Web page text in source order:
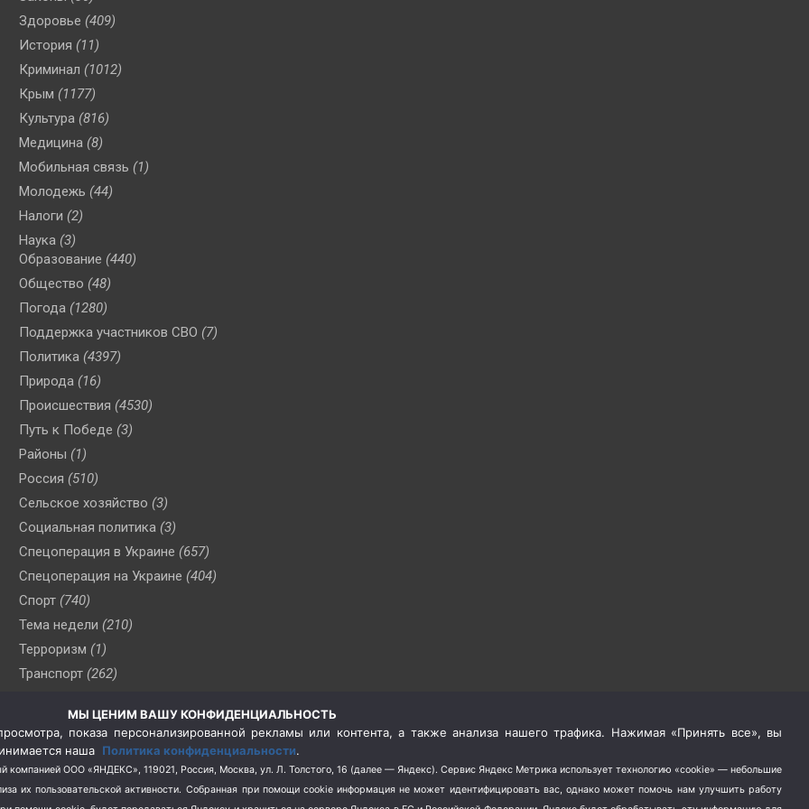
Здоровье (409)
История (11)
Криминал (1012)
Крым (1177)
Культура (816)
Медицина (8)
Мобильная связь (1)
Молодежь (44)
Налоги (2)
Наука (3)
Образование (440)
Общество (48)
Погода (1280)
Поддержка участников СВО (7)
Политика (4397)
Природа (16)
Происшествия (4530)
Путь к Победе (3)
Районы (1)
Россия (510)
Сельское хозяйство (3)
Социальная политика (3)
Спецоперация в Украине (657)
Спецоперация на Украине (404)
Спорт (740)
Тема недели (210)
Терроризм (1)
Транспорт (262)
(76)
Цены (2)
Школа и спорт (2)
Экология (8)
МЫ ЦЕНИМ ВАШУ КОНФИДЕНЦИАЛЬНОСТЬ
показа персонализированной рекламы или контента, а также анализа нашего трафика. Нажимая «Принять все», вы
наша Политика конфиденциальности.
компанией ООО «ЯНДЕКС», 119021, Россия, Москва, ул. Л. Толстого, 16 (далее — Яндекс). Сервис Яндекс Метрика использует технологию «cookie» — небольшие
их пользовательской активности. Собранная при помощи cookie информация не может идентифицировать вас, однако может помочь нам улучшить работу